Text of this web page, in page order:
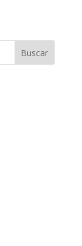
Buscar